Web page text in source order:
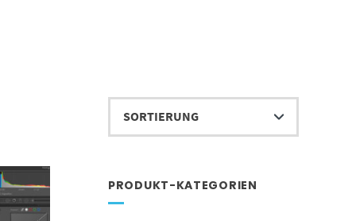
PRODUKT-KATEGORIEN